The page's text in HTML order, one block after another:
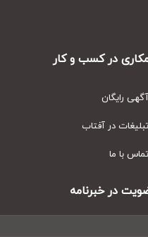
در کسب و کار
رایگان
در آفتاب
با ما
در خبرنامه